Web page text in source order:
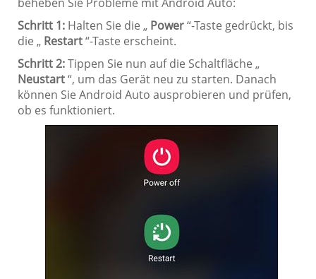
Schritt 1: Halten Sie die „ Power“-Taste gedrückt, bis
die „ Restart“-Taste erscheint.
Schritt 2:Tippen Sie nun auf die Schaltfläche „
Neustart“, um das Gerät neu zu starten. Danach
können Sie Android Auto ausprobieren und prüfen,
ob es funktioniert.